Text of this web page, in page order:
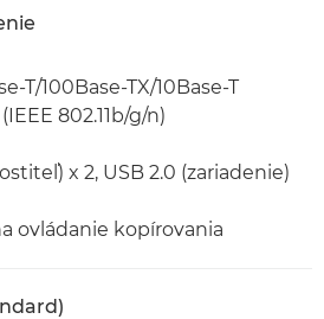
T/100Base-TX/10Base-T
802.11b/g/n)
x 2, USB 2.0 (zariadenie)
ovládanie kopírovania